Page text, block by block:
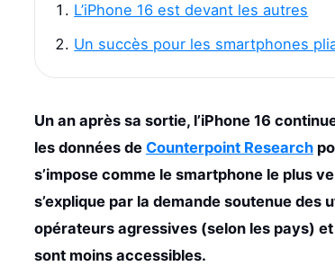
L’iPhone 16 est devant les autres
Un succès pour les smartphones
Un an après sa sortie, l’iPhone 16
les données de Counterpoint Research
s’impose comme le smartphone le plus
s’explique par la demande soutenue des
opérateurs agressives (selon les pays)
sont moins accessibles.